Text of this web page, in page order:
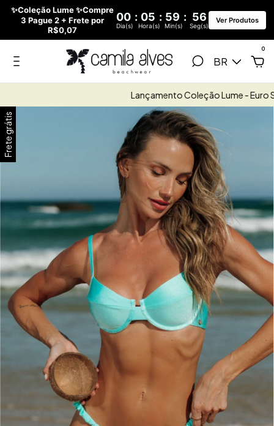
✨Coleção Lume ✨Compre
3 Pague 2 + Frete por
R$0,07
00 : 05 : 59 : 56
Dia(s) Hora(s) Min(s) Seg(s)
Ver Produtos
BR
0
Lançamento Coleção Lume - Euro
Frete grátis